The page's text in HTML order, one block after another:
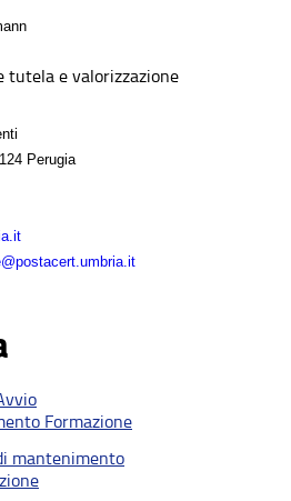
tutela e valorizzazione
Perugia
Formazione
mantenimento